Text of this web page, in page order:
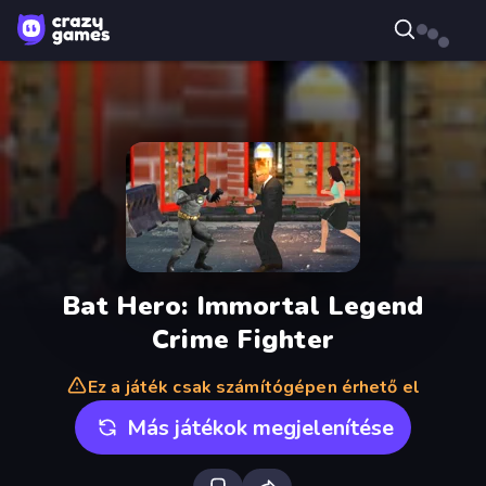
Bat Hero: Immortal Legend
Crime Fighter
Ez a játék csak számítógépen érhető el
Más játékok megjelenítése